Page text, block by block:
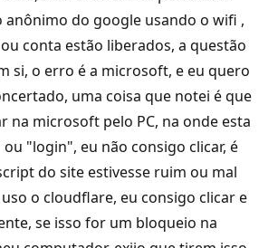
anônimo do google usando o wifi ,
conta estão liberados, a questão
si, o erro é a microsoft, e eu quero
uma coisa que notei é que
na microsoft pelo PC, na onde esta
"login", eu não consigo clicar, é
do site estivesse ruim ou mal
o cloudflare, eu consigo clicar e
se isso for um bloqueio na